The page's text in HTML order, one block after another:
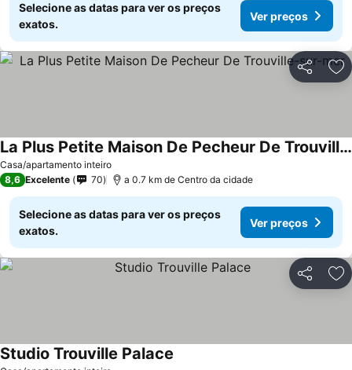
Selecione as datas para ver os preços
exatos.
Ver preços
Partilhar
Casa/apartamento inteiro
La Plus Petite Maison De Pecheur De Trouville-sur-mer
8,6 Excelente 70 a 0.7 km de Centro da cidade
Selecione as datas para ver os preços
exatos.
Ver preços
Partilhar
Studio Trouville Palace